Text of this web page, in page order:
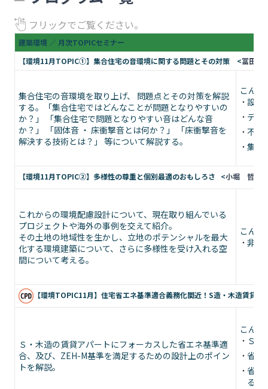
フリックでご覧ください。
建築環境 ／ 月次TOPICセミナー
【環境11月TOPIC①】集合住宅の音環境に関する問題とその対策 <冨田
集合住宅の音環境を取り上げ、 問題点とその対策を解説
する。「集合住宅ではどんなことが問題となりやすいの
か？」 「集合住宅で問題となりやすい音はどんな音
か？」 「固体音 ・ 床衝撃音とは何か？」 「床衝撃音を
解決する技術とは？」 等について解説する。
こんな
設計
ディ
不動
集合
【環境11月TOPIC②】多様性の尊重と個別最適のおもしろさ <小堀 哲夫
これからの環境配慮設計について、現在取り組んでいる
プロジェクトや海外の事例を交えて紹介。
その土地の地域性を生かし、立地のポテンシャルを最大
化する環境建築について、さらに多様性を受け入れる空
間について考える。
こんな
非住
【環境TOPIC11月】住宅省エネ基準適合義務化間近！S造・木造賃貸ア
Ｓ・木造の賃貸アパートにフォーカスした省エネ基準適
合、及び、ZEH-M基準を満足するための設計上のポイン
トを解説。
こんな
Ｓ・
省エ
省エ
る方